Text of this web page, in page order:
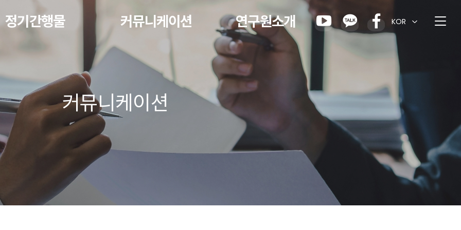
정기간행물 커뮤니케이션 연구원소개 KOR
커뮤니케이션